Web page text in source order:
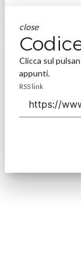
close
Clicca sul
appunti.
RSS link